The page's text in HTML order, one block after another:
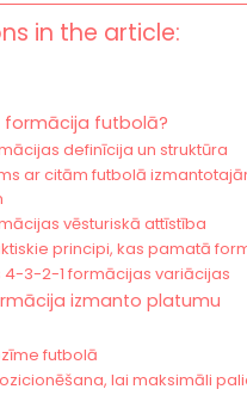
in the article:
formācija futbolā?
definīcija un struktūra
ar citām futbolā
vēsturiskā attīstība
principi, kas pamatā
4-3-2-1 formācijas variācijas
izmanto platumu
futbolā
lai maksimāli